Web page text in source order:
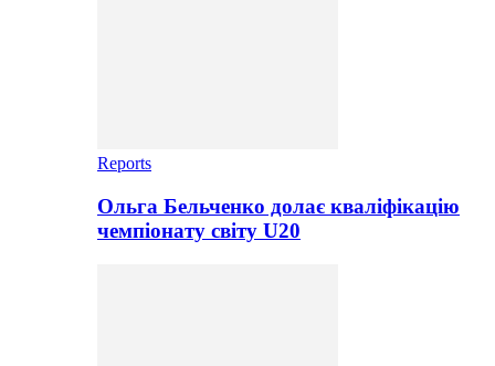
Reports
Ольга Бельченко долає кваліфікацію
чемпіонату світу U20